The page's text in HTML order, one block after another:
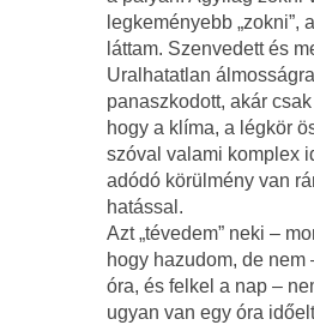
legkeményebb „zokni”,
láttam. Szenvedett és
Uralhatatlan álmosságra
panaszkodott, akár
hogy a klíma, a légkör
szóval valami komplex
adódó körülmény van
hatással.
Azt „tévedem” neki –
hogy hazudom, de nem
óra, és felkel a nap –
ugyan van egy óra